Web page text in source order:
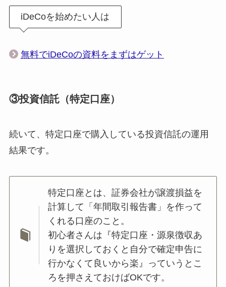
iDeCoを始めたい人は
無料でiDeCoの資料をまずはゲット
③投資信託（特定口座）
続いて、特定口座で購入している投資信託の運用
結果です。
特定口座とは、証券会社が譲渡損益を
計算して「年間取引報告書」を作って
くれる口座のこと。
初心者さんは『特定口座・源泉徴収あ
りを選択しておくと自分で確定申告に
行かなくて良いから楽』っていうとこ
ろを押さえておけばOKです。